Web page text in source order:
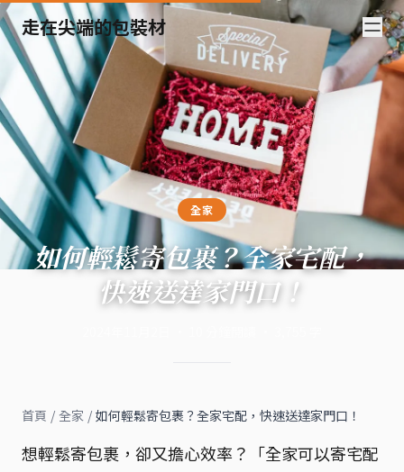
走在尖端的包裝材
全家
如何輕鬆寄包裹？全家宅配，
快速送達家門口！
首頁 / 全家 / 如何輕鬆寄包裹？全家宅配，快速送達家門口！
想輕鬆寄包裹，卻又擔心效率？「全家可以寄宅配